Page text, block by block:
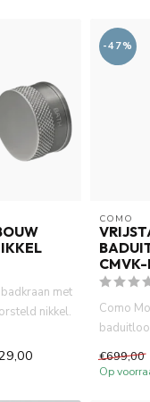
met
nikkel.
-47%
COMO
CMVK-
Como
1...
€699,00
Op